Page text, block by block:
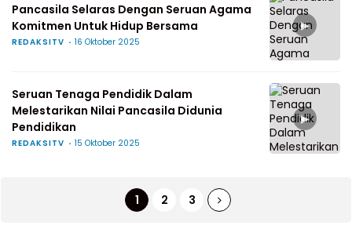
Pancasila Selaras Dengan Seruan Agama
Komitmen Untuk Hidup Bersama
REDAKSITV 16 Oktober 2025
▶
Seruan Tenaga Pendidik Dalam
Melestarikan Nilai Pancasila Didunia
Pendidikan
REDAKSITV 15 Oktober 2025
▶
1 2 3